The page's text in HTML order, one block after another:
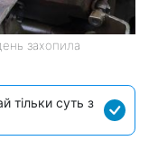
захопила
тільки суть з